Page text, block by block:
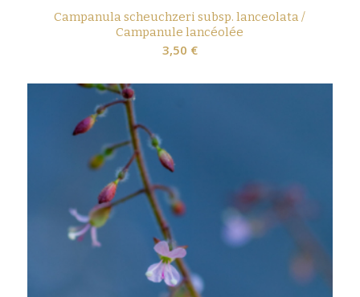
Campanula scheuchzeri subsp. lanceolata /
Campanule lancéolée
3,50 €